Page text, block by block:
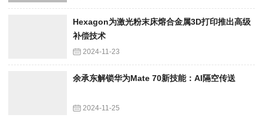
Hexagon为激光粉末床熔合金属3D打印推出高级
补偿技术
2024-11-23
余承东解锁华为Mate 70新技能：AI隔空传送
2024-11-25